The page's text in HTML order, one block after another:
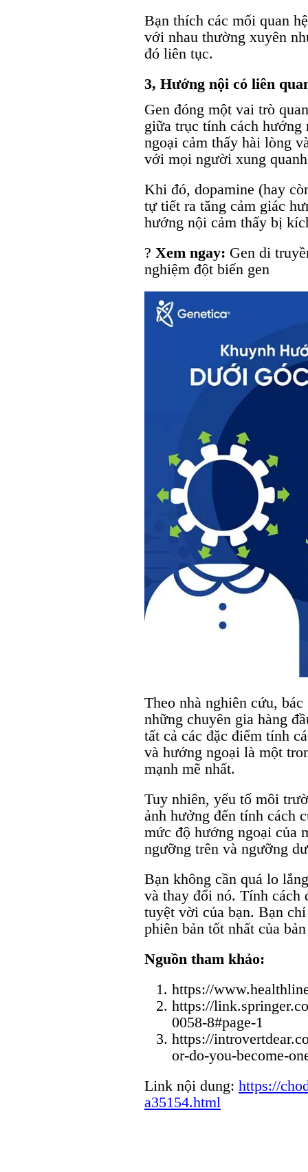
Bạn thích các mối quan
với nhau thường xuyên
đó liên tục.
3, Hướng nội có liên
Gen đóng một vai trò
giữa trục tính cách
ngoại cảm thấy hài lòng
với mọi người xung
Khi đó, dopamine (hay
tự tiết ra tăng cảm giác
hướng nội cảm thấy bị
? Xem ngay: Gen di
nghiệm đột biến gen
Theo nhà nghiên cứu,
những chuyên gia hàng
tất cả các đặc điểm tính
và hướng ngoại là một
mạnh mẽ nhất.
Tuy nhiên, yếu tố môi
ảnh hưởng đến tính cách
mức độ hướng ngoại của
ngưỡng trên và ngưỡng
Bạn không cần quá lo
và thay đổi nó. Tính cách
tuyệt vời của bạn. Bạn
phiên bản tốt nhất của
Nguồn tham khảo:
https://
https://
0058-8#page-1
https://
or-do-you-become-
Link nội dung: https://
a35154.html